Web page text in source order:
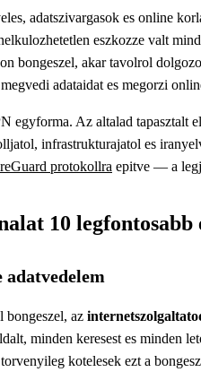
adatszivargasok es online
eszkozze valt
bongeszel, akar tavolrol
adataidat es megorzi
egyforma. Az altalad tapasztalt
infrastrukturajatol es
protokollra epitve — a
10 legfontosabb
adatvedelem
az
minden keresest es minden
kotelesek ezt a